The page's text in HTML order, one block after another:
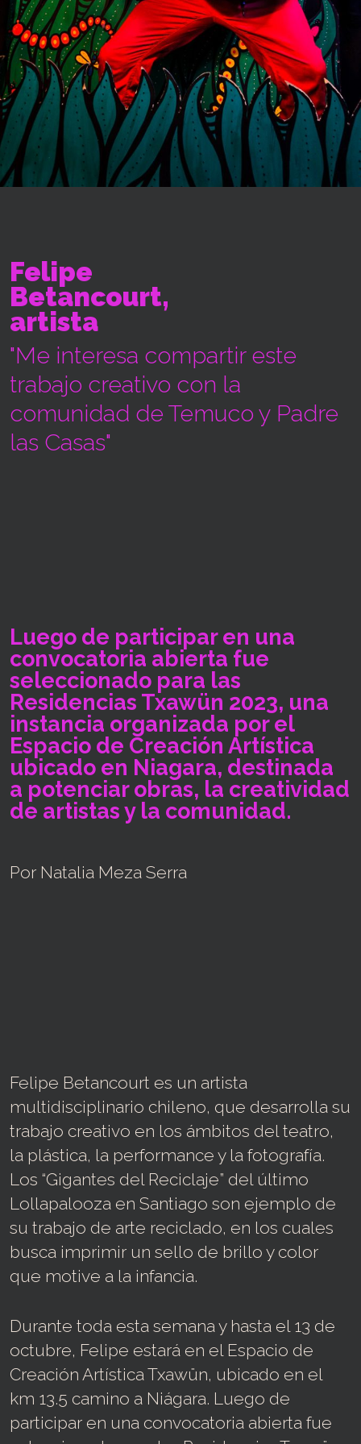
Felipe
Betancourt,
artista
"Me interesa compartir este
trabajo creativo con la
comunidad de Temuco y Padre
las Casas"
Luego de participar en una
convocatoria abierta fue
seleccionado para las
Residencias Txawün 2023, una
instancia organizada por el
Espacio de Creación Artística
ubicado en Niagara, destinada
a potenciar obras, la creatividad
de artistas y la comunidad.
Por Natalia Meza Serra
Felipe Betancourt es un artista
multidisciplinario chileno, que desarrolla su
trabajo creativo en los ámbitos del teatro,
la plástica, la performance y la fotografía.
Los “Gigantes del Reciclaje” del último
Lollapalooza en Santiago son ejemplo de
su trabajo de arte reciclado, en los cuales
busca imprimir un sello de brillo y color
que motive a la infancia.
Durante toda esta semana y hasta el 13 de
octubre, Felipe estará en el Espacio de
Creación Artística Txawün, ubicado en el
km 13.5 camino a Niágara. Luego de
participar en una convocatoria abierta fue